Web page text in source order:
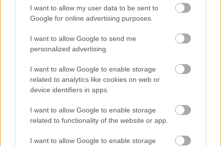
I want to allow my user data to be sent to
Google for online advertising purposes.
I want to allow Google to send me
personalized advertising.
I want to allow Google to enable storage
related to analytics like cookies on web or
device identifiers in apps.
I want to allow Google to enable storage
related to functionality of the website or app.
I want to allow Google to enable storage
Ajánlott bejegyzések:
Elköltöztünk! Irány a www.teszta.fun
Hagymaszószos tészta kecskesajttal és